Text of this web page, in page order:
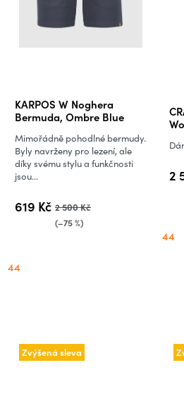
KARPOS W Noghera
Bermuda, Ombre Blue
Průměrné
hodnocení
produktu
je
5,0
z
5
hvězdiček.
619 Kč 2 500 Kč
(–75 %)
Mimořádně pohodlné bermudy.
Byly navrženy pro lezení, ale
díky svému stylu a funkčnosti
jsou...
44
2
44
Zvýšená sleva